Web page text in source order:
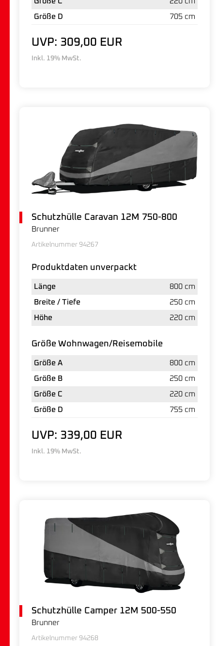
Größe D
705 cm
UVP: 309,00 EUR
Inkl. 19% MwSt.
Schutzhülle Caravan 12M 750-800
Brunner
Artikelnummer 94267
Produktdaten unverpackt
Länge
800 cm
Breite / Tiefe
250 cm
Höhe
220 cm
Größe Wohnwagen/Reisemobile
Größe A
800 cm
Größe B
250 cm
Größe C
220 cm
Größe D
755 cm
UVP: 339,00 EUR
Inkl. 19% MwSt.
Schutzhülle Camper 12M 500-550
Brunner
Artikelnummer 94268